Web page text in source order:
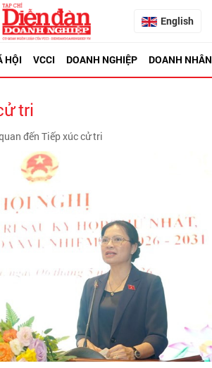
English
HỘI VCCI DOANH NGHIỆP DOANH NHÂN
tri
đến Tiếp xúc cử tri